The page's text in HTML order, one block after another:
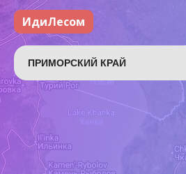
ИдиЛесом
ПРИМОРСКИЙ КРАЙ